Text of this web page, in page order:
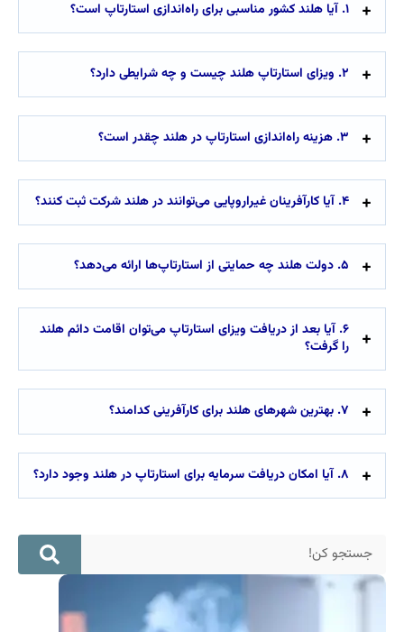
۱. آیا هلند کشور مناسبی برای راه‌اندازی استارتاپ است؟
۲. ویزای استارتاپ هلند چیست و چه شرایطی دارد؟
۳. هزینه راه‌اندازی استارتاپ در هلند چقدر است؟
۴. آیا کارآفرینان غیراروپایی می‌توانند در هلند شرکت ثبت کنند؟
۵. دولت هلند چه حمایتی از استارتاپ‌ها ارائه می‌دهد؟
۶. آیا بعد از دریافت ویزای استارتاپ می‌توان اقامت دائم هلند
را گرفت؟
۷. بهترین شهرهای هلند برای کارآفرینی کدامند؟
۸. آیا امکان دریافت سرمایه برای استارتاپ در هلند وجود دارد؟